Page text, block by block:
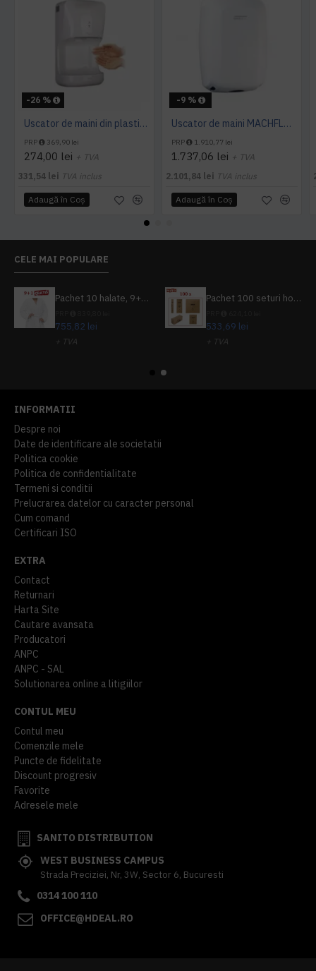
-26 %
Uscator de maini din plastic 1400 W AQAS
PRP 369,90 lei
274,00 lei + TVA
331,54 lei TVA inclus
Adaugă în Coş
-9 %
Uscator de maini MACHFLOW, gama Eco, actionare cu senzor, Mediclinics
PRP 1.910,77 lei
1.737,06 lei + TVA
2.101,84 lei TVA inclus
Adaugă în Coş
CELE MAI POPULARE
Pachet 10 halate, 9+1 gratuit
755,82 lei
+ TVA
Pachet 100 seturi hoteliere, set dentar, set barbierit, casca de dus, pila unghii, set cusut
533,69 lei
+ TVA
INFORMATII
Despre noi
Date de identificare ale societatii
Politica cookie
Politica de confidentialitate
Termeni si conditii
Prelucrarea datelor cu caracter personal
Cum comand
Certificari ISO
EXTRA
Contact
Returnari
Harta Site
Cautare avansata
Producatori
ANPC
ANPC - SAL
Solutionarea online a litigiilor
CONTUL MEU
Contul meu
Comenzile mele
Puncte de fidelitate
Discount progresiv
Favorite
Adresele mele
SANITO DISTRIBUTION
WEST BUSINESS CAMPUS
Strada Preciziei, Nr, 3W, Sector 6, Bucuresti
0314 100 110
OFFICE@HDEAL.RO